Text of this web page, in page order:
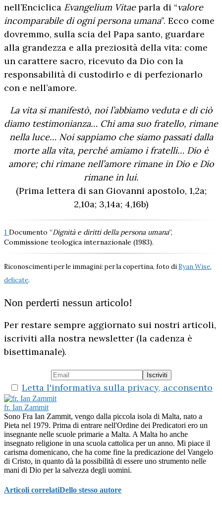
nell’Enciclica Evangelium Vitaeparla di “valore
incomparabile di ogni persona umana”. Ecco come
dovremmo, sulla scia del Papa santo, guardare
alla grandezza e alla preziosità della vita: come
un carattere sacro, ricevuto da Dio con la
responsabilità di custodirlo e di perfezionarlo
con e nell’amore.
La vita si manifestò, noi l’abbiamo veduta e di ciò
diamo testimonianza… Chi ama suo fratello, rimane
nella luce… Noi sappiamo che siamo passati dalla
morte alla vita, perché amiamo i fratelli… Dio è
amore; chi rimane nell’amore rimane in Dio e Dio
rimane in lui.
(Prima lettera di san Giovanni apostolo, 1,2a;
2,10a; 3,14a; 4,16b)
1 Documento “Dignità e diritti della persona umana”,
Commissione teologica internazionale (1983).
Riconoscimenti per le immagini: per la copertina, foto di Ryan Wise,
delicate.
Non perderti nessun articolo!
Per restare sempre aggiornato sui nostri articoli,
iscriviti alla nostra newsletter (la cadenza è
bisettimanale).
Letta l'informativa sulla privacy, acconsento
fr. Ian Zammit
Sono Fra Ian Zammit, vengo dalla piccola isola di Malta, nato a
Pieta nel 1979. Prima di entrare nell'Ordine dei Predicatori ero un
insegnante nelle scuole primarie a Malta. A Malta ho anche
insegnato religione in una scuola cattolica per un anno. Mi piace il
carisma domenicano, che ha come fine la predicazione del Vangelo
di Cristo, in quanto dà la possibilità di essere uno strumento nelle
mani di Dio per la salvezza degli uomini.
Articoli correlatiDello stesso autore